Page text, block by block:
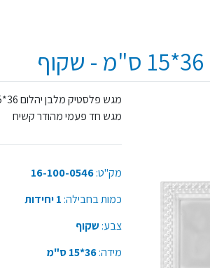
מגש פלסטיק מלבן יהלום 36*15 ס"מ - שקוף ,
מגש חד פעמי מהודר קשיח
מק"ט:16-100-0546
כמות בחבילה: 1 יחידות
צבע: שקוף
מידה:36*15 ס"מ